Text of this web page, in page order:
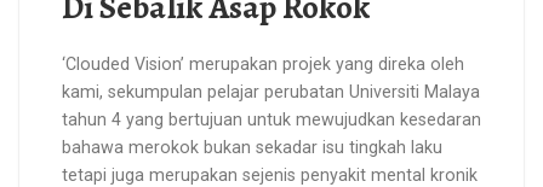
‘Clouded Vision’ merupakan projek yang direka oleh
kami, sekumpulan pelajar perubatan Universiti Malaya
tahun 4 yang bertujuan untuk mewujudkan kesedaran
bahawa merokok bukan sekadar isu tingkah laku
tetapi juga merupakan sejenis penyakit mental kronik